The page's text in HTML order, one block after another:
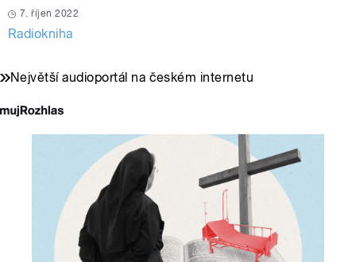
7. říjen 2022
Radiokniha
Největší audioportál na českém internetu